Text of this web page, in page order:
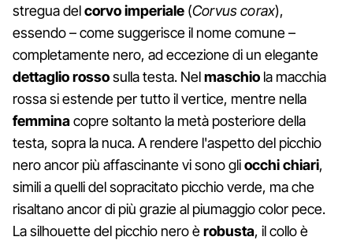
stregua delcorvo imperiale (Corvus corax),
essendo – come suggerisce il nome comune –
completamente nero, ad eccezione di un elegante
dettaglio rossosulla testa. Nelmaschio la macchia
rossa si estende per tutto il vertice, mentre nella
femminacopre soltanto la metà posteriore della
testa, sopra la nuca. A rendere l'aspetto del picchio
nero ancor più affascinante vi sono gliocchi chiari,
simili a quelli del sopracitato picchio verde, ma che
risaltano ancor di più grazie al piumaggio color pece.
La silhouette del picchio nero èrobusta, il collo è